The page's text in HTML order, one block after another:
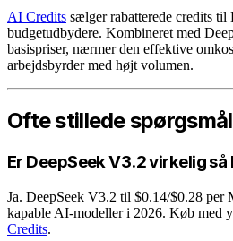
AI Credits sælger rabatterede credits til
budgetudbydere. Kombineret med
basispriser, nærmer den effektive
arbejdsbyrder med højt volumen.
Ofte stillede spørgsmål
Er DeepSeek V3.2 virkelig så
Ja. DeepSeek V3.2 til $0.14/$0.28 per
kapable AI-modeller i 2026. Køb med
Credits.